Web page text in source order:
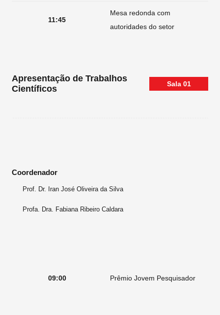
11:45
Mesa redonda com
autoridades do setor
Apresentação de Trabalhos
Científicos
Sala 01
Coordenador
Prof. Dr. Iran José Oliveira da Silva
Profa. Dra. Fabiana Ribeiro Caldara
09:00 Prêmio Jovem Pesquisador